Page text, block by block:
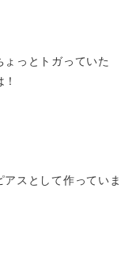
っとトガっていた
スとして作っていま